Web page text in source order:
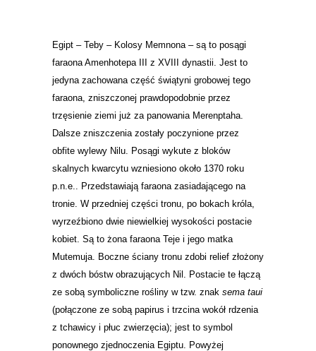
Egipt – Teby – Kolosy Memnona – są to posągi
faraona Amenhotepa III z XVIII dynastii. Jest to
jedyna zachowana część świątyni grobowej tego
faraona, zniszczonej prawdopodobnie przez
trzęsienie ziemi już za panowania Merenptaha.
Dalsze zniszczenia zostały poczynione przez
obfite wylewy Nilu. Posągi wykute z bloków
skalnych kwarcytu wzniesiono około 1370 roku
p.n.e.. Przedstawiają faraona zasiadającego na
tronie. W przedniej części tronu, po bokach króla,
wyrzeźbiono dwie niewielkiej wysokości postacie
kobiet. Są to żona faraona Teje i jego matka
Mutemuja. Boczne ściany tronu zdobi relief złożony
z dwóch bóstw obrazujących Nil. Postacie te łączą
ze sobą symboliczne rośliny w tzw. znak sema taui
(połączone ze sobą papirus i trzcina wokół rdzenia
z tchawicy i płuc zwierzęcia); jest to symbol
ponownego zjednoczenia Egiptu. Powyżej